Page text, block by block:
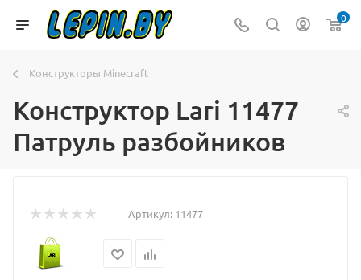
0
Конструкторы Minecraft
Конструктор Lari 11477
Патруль разбойников
Артикул: 11477